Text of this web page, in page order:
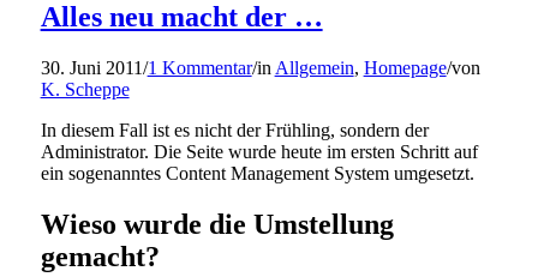
Alles neu macht der …
30. Juni 2011/1 Kommentar/in Allgemein, Homepage/von
K. Scheppe
In diesem Fall ist es nicht der Frühling, sondern der
Administrator. Die Seite wurde heute im ersten Schritt auf
ein sogenanntes Content Management System umgesetzt.
Wieso wurde die Umstellung
gemacht?